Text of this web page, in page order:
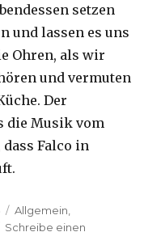
setzen
und lassen es uns
Ohren, als wir
und vermuten
Der
die Musik vom
Falco in
Kategorien
Allgemein
Schreibe einen